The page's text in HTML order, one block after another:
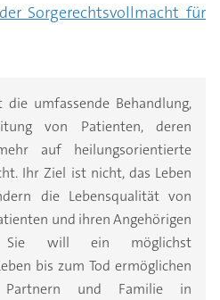
Sorgerechtsvollmacht für
die umfassende Behandlung,
von Patienten, deren
auf heilungsorientierte
Ihr Ziel ist nicht, das Leben
die Lebensqualität von
und ihren Angehörigen
Sie will ein möglichst
bis zum Tod ermöglichen
Partnern und Familie in